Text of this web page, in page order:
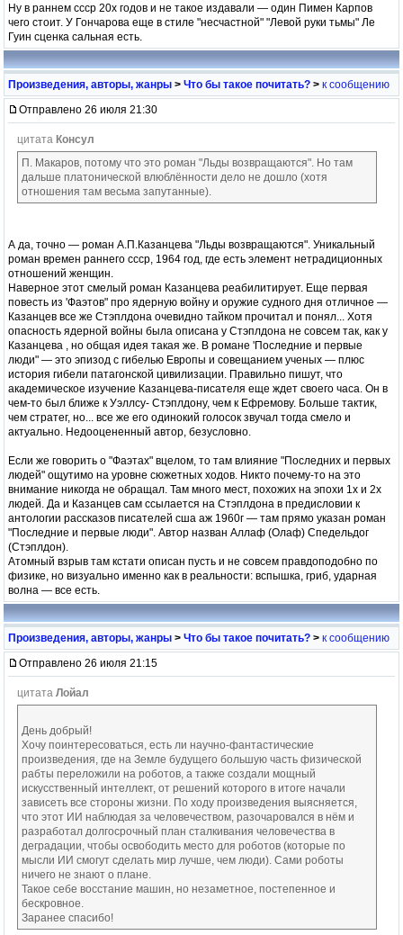
Ну в раннем ссср 20х годов и не такое издавали — один Пимен Карпов
чего стоит. У Гончарова еще в стиле "несчастной" "Левой руки тьмы" Ле
Гуин сценка сальная есть.
Произведения, авторы, жанры > Что бы такое почитать? > к сообщению
Отправлено 26 июля 21:30
цитата Консул
П. Макаров, потому что это роман "Льды возвращаются". Но там
дальше платонической влюблённости дело не дошло (хотя
отношения там весьма запутанные).
А да, точно — роман А.П.Казанцева "Льды возвращаются". Уникальный
роман времен раннего ссср, 1964 год, где есть элемент нетрадиционных
отношений женщин.
Наверное этот смелый роман Казанцева реабилитирует. Еще первая
повесть из 'Фаэтов" про ядерную войну и оружие судного дня отличное —
Казанцев все же Стэплдона очевидно тайком прочитал и понял... Хотя
опасность ядерной войны была описана у Стэплдона не совсем так, как у
Казанцева , но общая идея такая же. В романе 'Последние и первые
люди" — это эпизод с гибелью Европы и совещанием ученых — плюс
история гибели патагонской цивилизации. Правильно пишут, что
академическое изучение Казанцева-писателя еще ждет своего часа. Он в
чем-то был ближе к Уэллсу- Стэплдону, чем к Ефремову. Больше тактик,
чем стратег, но... все же его одинокий голосок звучал тогда смело и
актуально. Недооцененный автор, безусловно.
Если же говорить о "Фаэтах" вцелом, то там влияние "Последних и первых
людей" ощутимо на уровне сюжетных ходов. Никто почему-то на это
внимание никогда не обращал. Там много мест, похожих на эпохи 1х и 2х
людей. Да и Казанцев сам ссылается на Стэплдона в предисловии к
антологии рассказов писателей сша аж 1960г — там прямо указан роман
"Последние и первые люди". Автор назван Аллаф (Олаф) Спедельдог
(Стэплдон).
Атомный взрыв там кстати описан пусть и не совсем правдоподобно по
физике, но визуально именно как в реальности: вспышка, гриб, ударная
волна — все есть.
Произведения, авторы, жанры > Что бы такое почитать? > к сообщению
Отправлено 26 июля 21:15
цитата Лойал
День добрый!
Хочу поинтересоваться, есть ли научно-фантастические
произведения, где на Земле будущего большую часть физической
рабты переложили на роботов, а также создали мощный
искусственный интеллект, от решений которого в итоге начали
зависеть все стороны жизни. По ходу произведения выясняется,
что этот ИИ наблюдая за человечеством, разочаровался в нём и
разработал долгосрочный план сталкивания человечества в
деградации, чтобы освободить место для роботов (которые по
мысли ИИ смогут сделать мир лучше, чем люди). Сами роботы
ничего не знают о плане.
Такое себе восстание машин, но незаметное, постепенное и
бескровное.
Заранее спасибо!